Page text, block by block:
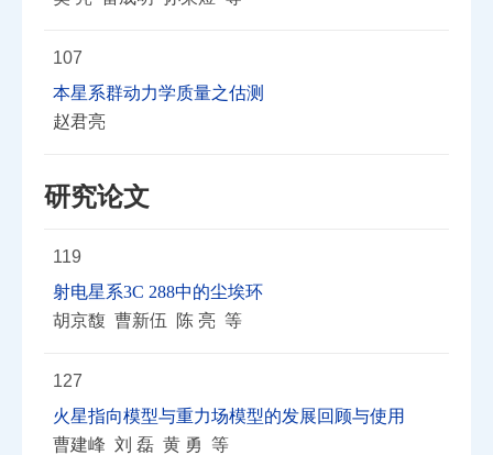
107
本星系群动力学质量之估测
赵君亮
研究论文
119
射电星系3C 288中的尘埃环
胡京馥 曹新伍 陈 亮 等
127
火星指向模型与重力场模型的发展回顾与使用
曹建峰 刘 磊 黄 勇 等